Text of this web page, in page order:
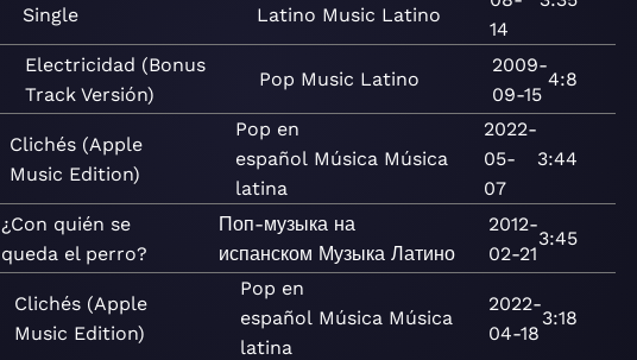
Single
Latino Music Latino
14
Electricidad (Bonus
Track Versión)
Pop Music Latino
2009-
09-15
4:8
Clichés (Apple
Music Edition)
Pop en
español Música Música
latina
2022-
05-
07
3:44
¿Con quién se
queda el perro?
Поп-музыка на
испанском Музыка Латино
2012-
02-21
3:45
Clichés (Apple
Music Edition)
Pop en
español Música Música
latina
2022-
04-18
3:18